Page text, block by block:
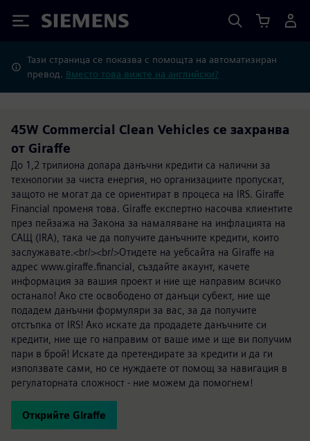
Siemens
Тази страница се показва с помощта на автоматизиран
превод. Вместо това вижте на английски?
45W Commercial Clean Vehicles се захранва
от Giraffe
До 1,2 трилиона долара данъчни кредити са налични за
технологии за чиста енергия, но организациите пропускат,
защото не могат да се ориентират в процеса на IRS. Giraffe
Financial променя това. Giraffe експертно насочва клиентите
през пейзажа на Закона за намаляване на инфлацията на
САЩ (IRA), така че да получите данъчните кредити, които
заслужавате.<br/><br/>Отидете на уебсайта на Giraffe на
адрес www.giraffe.financial, създайте акаунт, качете
информация за вашия проект и ние ще направим всичко
останало! Ако сте освободено от данъци субект, ние ще
подадем данъчни формуляри за вас, за да получите
отстъпка от IRS! Ако искате да продадете данъчните си
кредити, ние ще го направим от ваше име и ще ви получим
пари в брой! Искате да претендирате за кредити и да ги
използвате сами, но се нуждаете от помощ за навигация в
регулаторната сложност - ние можем да помогнем!
Открийте Giraffe